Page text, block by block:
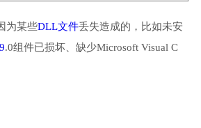
为某些DLL文件丢失造成的，比如未安
.0组件已损坏、缺少Microsoft Visual C